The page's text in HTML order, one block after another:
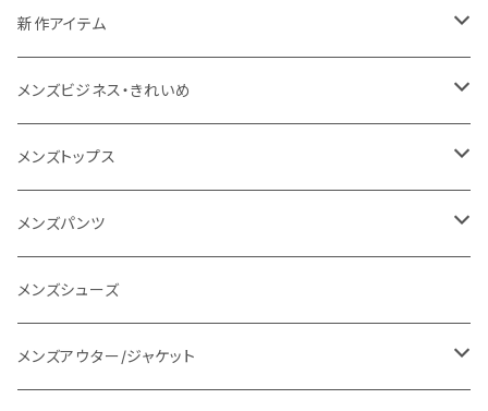
NANGA
1PIU1UGUALE3 RELAX
go slow caravan
SY32 by SWEET YEARS
URBAN SQUARE
EDWIN
メンズ
レディース
新作アイテム
メンズ
レディース
メンズビジネス・きれいめ
スーツ
カジュアルセットアップ
スラックス
ワイシャツ
メンズトップス
Tシャツ/カットソー
シャツ/ポロシャツ
パーカー/スウェット
メンズパンツ
デニムパンツ
イージーパンツ
メンズシューズ
メンズアウター/ジャケット